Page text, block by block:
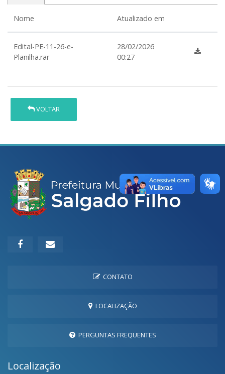
Nome Atualizado em
Edital-PE-11-26-e-
Planilha.rar
28/02/2026
00:27
VOLTAR
CONTATO
LOCALIZAÇÃO
PERGUNTAS FREQUENTES
Localização